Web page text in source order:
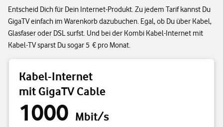
Entscheid Dich für Dein Internet-Produkt. Zu jedem Tarif kannst Du
GigaTV einfach im Warenkorb dazubuchen. Egal, ob Du über Kabel,
Glasfaser oder DSL surfst. Und bei der Kombi Kabel-Internet mit
Kabel-TV sparst Du sogar 5 € pro Monat.
Kabel-Internet
mit GigaTV Cable
1000 Mbit/s